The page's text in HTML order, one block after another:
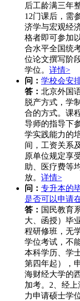
后工龄满三年
12门课后，需
济学与宏观经
格者即可参加
合水平全国统
位论文撰写阶
学位。 详情>
问： 学校会安
答： 北京外国
脱产方式，学
合的方式。课
导师的指导下
学实践能力的
间，工资关系
原单位规定享
助、医疗费等
放。 详情>
问： 专升本的
是否可以申请
答： 国民教育
大、函授）毕
程研修班，无
学位考试，不
本科学历、学
第四年起），
海财经大学的
加考。2、经
力申请硕士学